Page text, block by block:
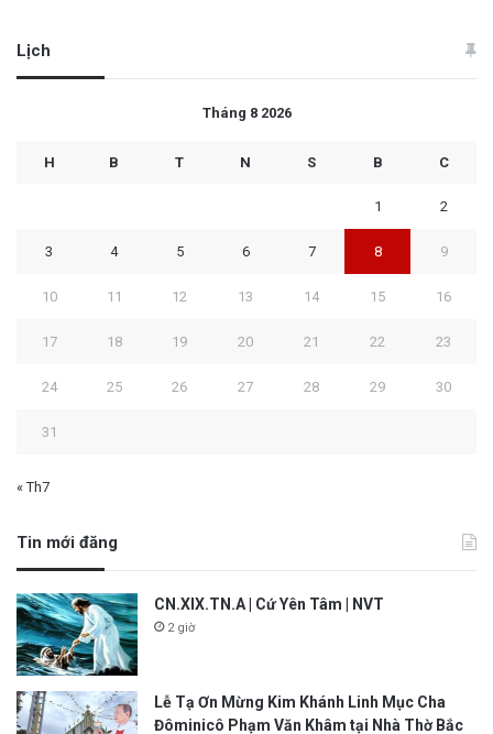
Lịch
Tháng 8 2026
H B T N S B C
1 2
3 4 5 6 7 8 9
10 11 12 13 14 15 16
17 18 19 20 21 22 23
24 25 26 27 28 29 30
31
« Th7
Tin mới đăng
CN.XIX.TN.A | Cứ Yên Tâm | NVT
2 giờ
Lễ Tạ Ơn Mừng Kim Khánh Linh Mục Cha
Đôminicô Phạm Văn Khâm tại Nhà Thờ Bắc